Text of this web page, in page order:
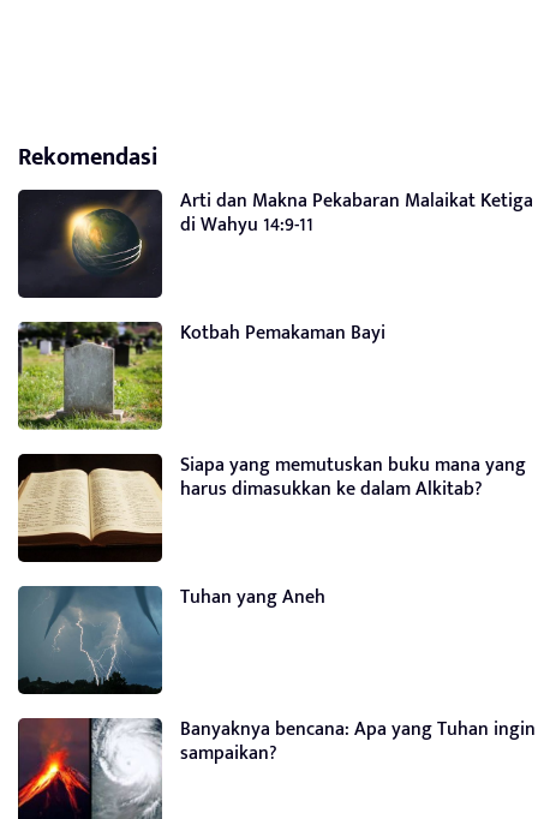
Rekomendasi
Arti dan Makna Pekabaran Malaikat Ketiga
di Wahyu 14:9-11
Kotbah Pemakaman Bayi
Siapa yang memutuskan buku mana yang
harus dimasukkan ke dalam Alkitab?
Tuhan yang Aneh
Banyaknya bencana: Apa yang Tuhan ingin
sampaikan?